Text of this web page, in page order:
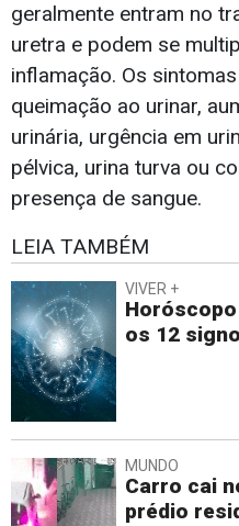
geralmente entram no
uretra e podem se
inflamação. Os
queimação ao urinar,
urinária, urgência em
pélvica, urina turva ou
presença de sangue.
LEIA TAMBÉM
VIVER +
os 12
MUNDO
Carro cai
prédio